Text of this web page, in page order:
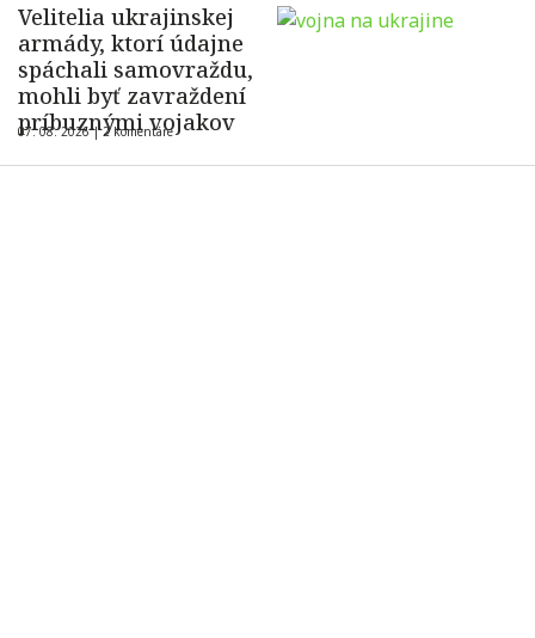
Velitelia ukrajinskej
armády, ktorí údajne
spáchali samovraždu,
mohli byť zavraždení
príbuznými vojakov
07. 08. 2026 |2 komentáre